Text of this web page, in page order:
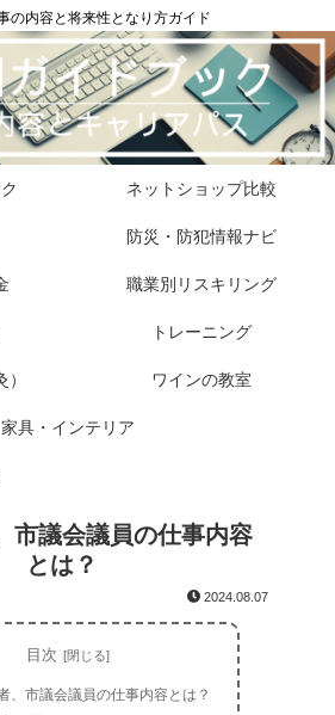
の内容と将来性となり方ガイド
ネットショップ比較
防災・防犯情報ナビ
職業別リスキリング
トレーニング
ワインの教室
家具・インテリア
市議会議員の仕事内容
とは？
2024.08.07
目次
、市議会議員の仕事内容とは？